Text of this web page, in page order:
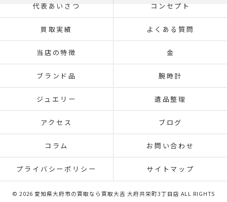
代表あいさつ コンセプト
買取実績 よくある質問
当店の特徴 金
ブランド品 腕時計
ジュエリー 遺品整理
アクセス ブログ
コラム お問い合わせ
プライバシーポリシー サイトマップ
© 2026 愛知県大府市の買取なら買取大吉 大府共栄町3丁目店 ALL RIGHTS